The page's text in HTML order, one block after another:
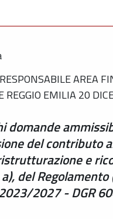
AREA
REGGIO EMILIA 20
domande
del contributo
e
del
2027 - DGR